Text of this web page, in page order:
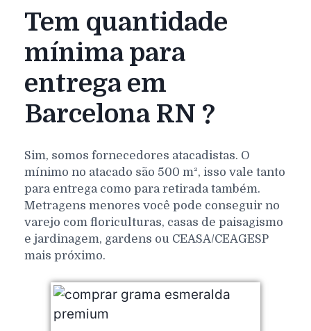
Tem quantidade
mínima para
entrega em
Barcelona RN ?
Sim, somos fornecedores atacadistas. O
mínimo no atacado são 500 m², isso vale tanto
para entrega como para retirada também.
Metragens menores você pode conseguir no
varejo com floriculturas, casas de paisagismo
e jardinagem, gardens ou CEASA/CEAGESP
mais próximo.